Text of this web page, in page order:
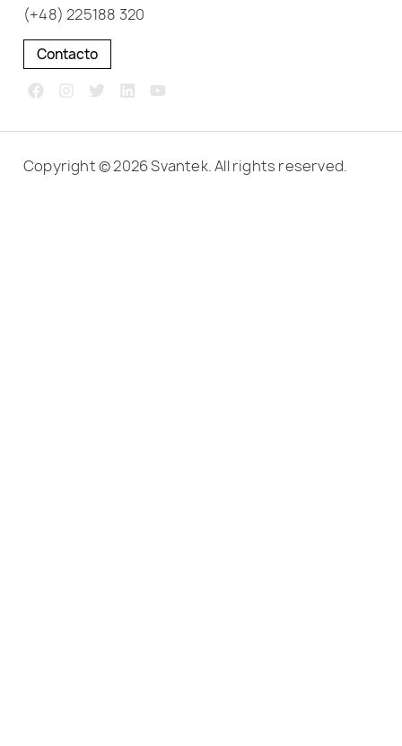
(+48) 225188 320
Contacto
Copyright © 2026 Svantek. All rights reserved.